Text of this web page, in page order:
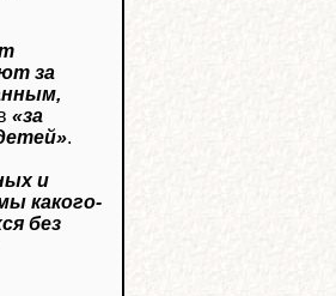
за
«за
.
и
какого-
без